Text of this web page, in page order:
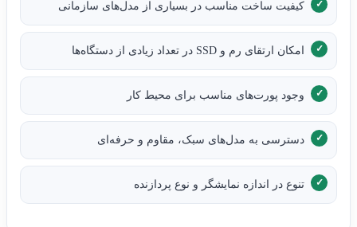
کیفیت ساخت مناسب در بسیاری از مدل‌های سازمانی
امکان ارتقای رم و SSD در تعداد زیادی از دستگاه‌ها
وجود پورت‌های مناسب برای محیط کار
دسترسی به مدل‌های سبک، مقاوم و حرفه‌ای
تنوع در اندازه نمایشگر و نوع پردازنده